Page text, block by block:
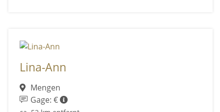
Lina-Ann
Mengen
Gage: €